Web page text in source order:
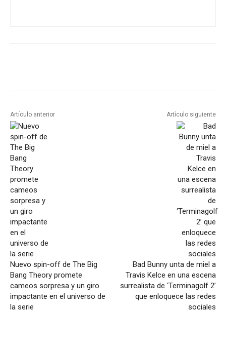
Artículo anterior
Nuevo spin-off de The Big
Bang Theory promete
cameos sorpresa y un giro
impactante en el universo de
la serie
Artículo siguiente
Bad Bunny unta de miel a
Travis Kelce en una escena
surrealista de ‘Terminagolf 2’
que enloquece las redes
sociales